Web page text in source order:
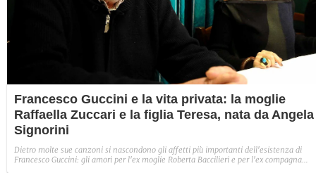
Francesco Guccini e la vita privata: la moglie
Raffaella Zuccari e la figlia Teresa, nata da Angela
Signorini
Dietro molte sue canzoni si nascondono gli affetti più importanti dell'esistenza di
Francesco Guccini: gli amori per l'ex moglie Roberta Baccilieri e per l'ex compagna